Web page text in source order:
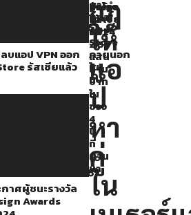
บแอป VPN ออก
รัสเซียแล้ว
าศผู้ชนะรางวัล
Awards
กฎ
ให้
แอ
ป
หา
คู่
ใน
แอ
ป
หา
คู่
ใส่
ระบบ
ชำระ
เงิน
ภายนอก
นอก
เหนือ
การ
ดูแล
App
Store
ภายนอก
ใน
EU
Store
รัสเซีย
แล้ว
ประจำ
ปี
2024
ฉ้อโกง
ได้
กว่า
2.55
แสน
ล้าน
บาท
ใน
ช่วง
4
ปี
ที่
ผ่าน
มา